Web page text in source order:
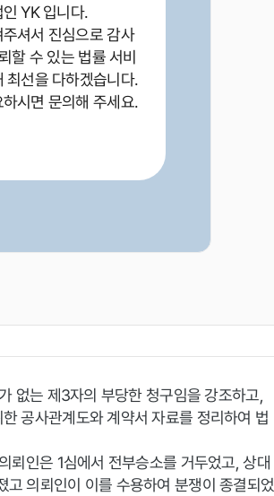
YK 입니다.
셔서 진심으로 감사
할 수 있는 법률 서비
최선을 다하겠습니다.
시면 문의해 주세요.
없는 제3자의 부당한 청구임을 강조하고,
공사관계도와 계약서 자료를 정리하여 법
뢰인은 1심에서 전부승소를 거두었고, 상대
의뢰인이 이를 수용하여 분쟁이 종결되었